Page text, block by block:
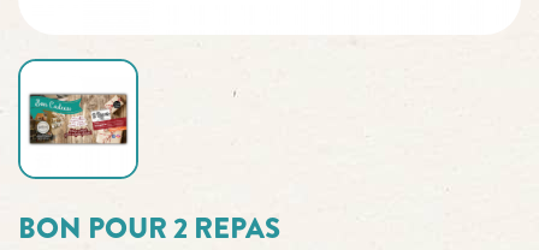
BON POUR 2 REPAS